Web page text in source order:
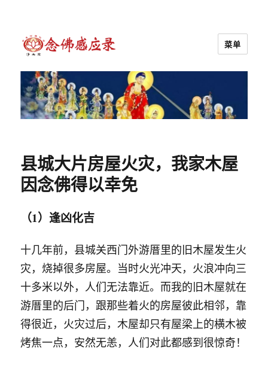
念佛感应录
菜单
县城大片房屋火灾，我家木屋
因念佛得以幸免
（1）逢凶化吉
十几年前，县城关西门外游厝里的旧木屋发生火
灾，烧掉很多房屋。当时火光冲天，火浪冲向三
十多米以外，人们无法靠近。而我的旧木屋就在
游厝里的后门，跟那些着火的房屋彼此相邻，靠
得很近，火灾过后，木屋却只有屋梁上的横木被
烤焦一点，安然无恙，人们对此都感到很惊奇！